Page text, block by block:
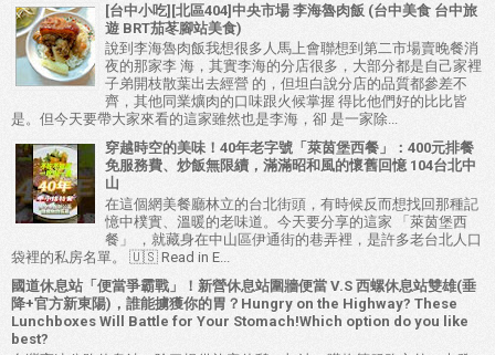
[台中小吃][北區404]中央市場 李海魯肉飯 (台中美食 台中旅
遊 BRT茄苳腳站美食)
說到李海魯肉飯我想很多人馬上會聯想到第二市場賣晚餐消
夜的那家李 海，其實李海的分店很多，大部分都是自己家裡
子弟開枝散葉出去經營 的，但坦白說分店的品質都參差不
齊，其他同業爌肉的口味跟火候掌握 得比他們好的比比皆
是。但今天要帶大家來看的這家雖然也是李海，卻 是一家除...
穿越時空的美味！40年老字號「萊茵堡西餐」：400元排餐
免服務費、炒飯無限續，滿滿昭和風的懷舊回憶 104台北中
山
在這個網美餐廳林立的台北街頭，有時候反而想找回那種記
憶中樸實、溫暖的老味道。今天要分享的這家 「萊茵堡西
餐」 ，就藏身在中山區伊通街的巷弄裡，是許多老台北人口
袋裡的私房名單。 🇺🇸 Read in E...
國道休息站「便當爭霸戰」！新營休息站圍牆便當 V.S 西螺休息站雙雄(垂
降+官方新東陽)，誰能擄獲你的胃？Hungry on the Highway? These
Lunchboxes Will Battle for Your Stomach!Which option do you like
best?